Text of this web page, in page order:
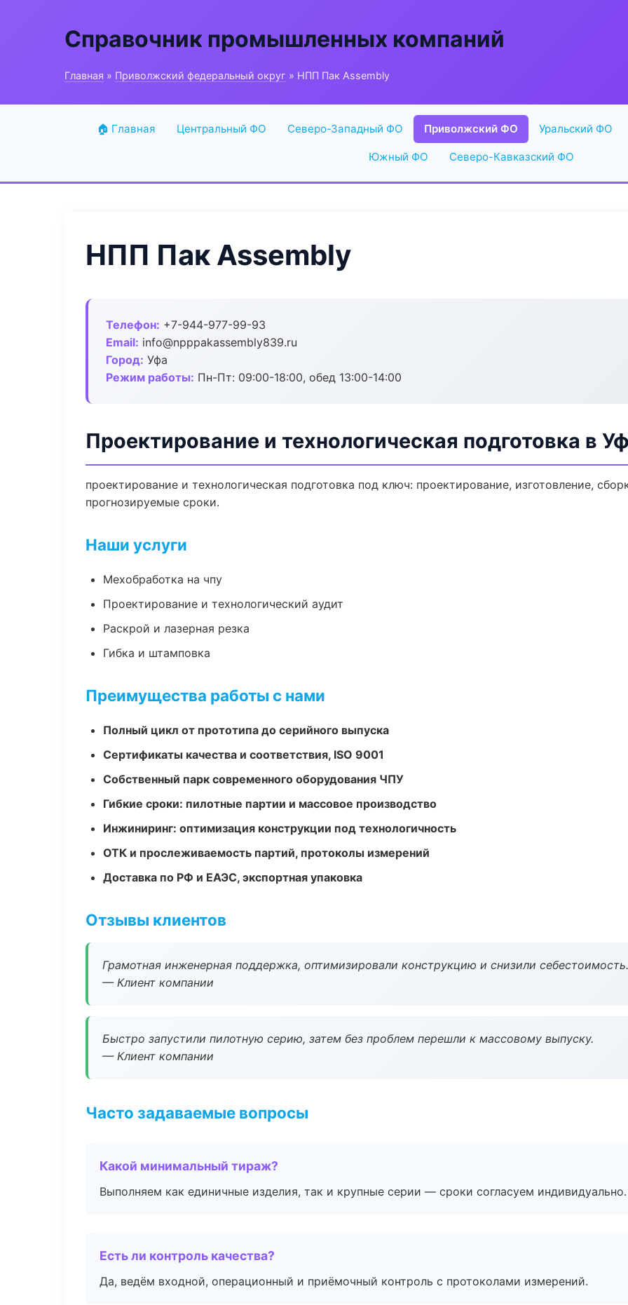
Справочник промышленных компаний
Главная » Приволжский федеральный округ » НПП Пак Assembly
🏠 Главная Центральный ФО Северо-Западный ФО Приволжский ФО Уральский ФО
Южный ФО Северо-Кавказский ФО
НПП Пак Assembly
Телефон: +7-944-977-99-93
Email: info@npppakassembly839.ru
Город: Уфа
Режим работы: Пн-Пт: 09:00-18:00, обед 13:00-14:00
Проектирование и технологическая подготовка в
проектирование и технологическая подготовка под ключ: проектирование, изготовление,
прогнозируемые сроки.
Наши услуги
Мехобработка на чпу
Проектирование и технологический аудит
Раскрой и лазерная резка
Гибка и штамповка
Преимущества работы с нами
Полный цикл от прототипа до серийного выпуска
Сертификаты качества и соответствия, ISO 9001
Собственный парк современного оборудования ЧПУ
Гибкие сроки: пилотные партии и массовое производство
Инжиниринг: оптимизация конструкции под технологичность
ОТК и прослеживаемость партий, протоколы измерений
Доставка по РФ и ЕАЭС, экспортная упаковка
Отзывы клиентов
Грамотная инженерная поддержка, оптимизировали конструкцию и снизили себестоимость.
— Клиент компании
Быстро запустили пилотную серию, затем без проблем перешли к массовому выпуску.
— Клиент компании
Часто задаваемые вопросы
Какой минимальный тираж?
Выполняем как единичные изделия, так и крупные серии — сроки согласуем индивидуально.
Есть ли контроль качества?
Да, ведём входной, операционный и приёмочный контроль с протоколами измерений.